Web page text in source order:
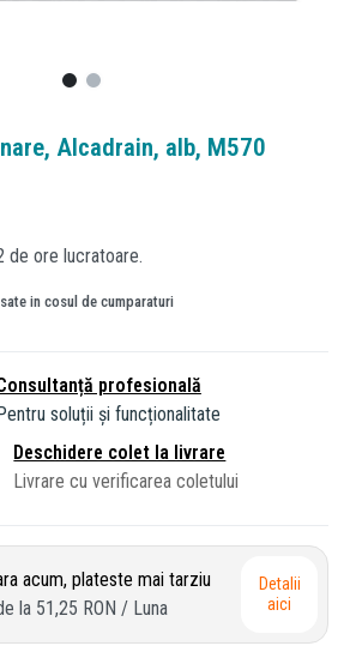
Alcadrain, alb, M570
de ore lucratoare.
in cosul de cumparaturi
profesională
soluții și funcționalitate
Deschidere colet la livrare
Livrare cu verificarea coletului
acum, plateste mai tarziu
la 51,25 RON / Luna
Detalii
aici